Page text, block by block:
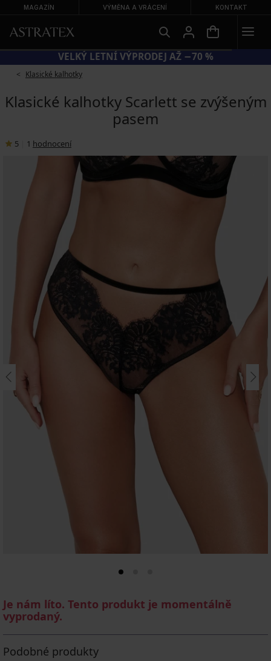
MAGAZÍN VÝMĚNA A VRÁCENÍ KONTAKT
VELKÝ LETNÍ VÝPRODEJ AŽ −70 %
Klasické kalhotky
Klasické kalhotky Scarlett se zvýšeným
pasem
5 1 hodnocení
Je nám líto. Tento produkt je momentálně
vyprodaný.
Podobné produkty